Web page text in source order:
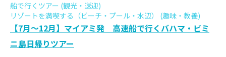
船で行くツアー (観光・送迎)
リゾートを満喫する（ビーチ・プール・水辺） (趣味・教養)
【7月～12月】マイアミ発 高速船で行くバハマ・ビミ
ニ島日帰りツアー